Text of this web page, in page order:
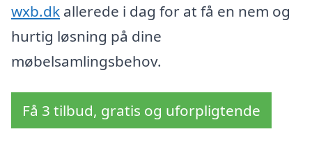
wxb.dk allerede i dag for at få en nem og
hurtig løsning på dine
møbelsamlingsbehov.
Få 3 tilbud, gratis og uforpligtende